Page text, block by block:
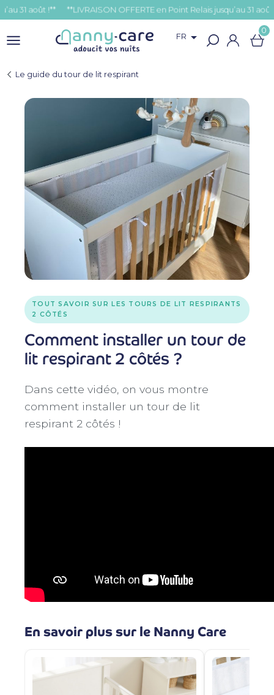
août !**
FR  0
Le guide du tour de lit respirant
TOUT SAVOIR SUR LES TOURS DE LIT RESPIRANTS
2 CÔTÉS
Comment installer un tour de
lit respirant 2 côtés ?
Dans cette vidéo, on vous montre
comment installer un tour de lit
respirant 2 côtés !
En savoir plus sur le Nanny Care